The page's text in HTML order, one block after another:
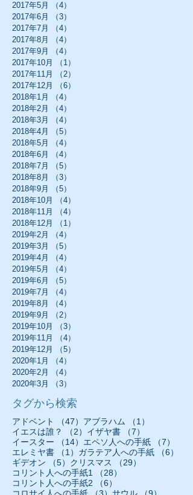
2017年5月
（4）
2017年6月
（3）
2017年7月
（4）
2017年8月
（4）
2017年9月
（4）
2017年10月
（1）
2017年11月
（2）
2017年12月
（6）
2018年1月
（4）
2018年2月
（4）
2018年3月
（4）
2018年4月
（5）
2018年5月
（4）
2018年6月
（4）
2018年7月
（5）
2018年8月
（3）
2018年9月
（5）
2018年10月
（4）
2018年11月
（4）
2018年12月
（1）
2019年2月
（4）
2019年3月
（5）
2019年4月
（4）
2019年5月
（4）
2019年6月
（5）
2019年7月
（4）
2019年8月
（4）
2019年9月
（2）
2019年10月
（3）
2019年11月
（4）
2019年12月
（5）
2020年1月
（4）
2020年2月
（4）
2020年3月
（3）
タグから検索
アドベント （47） 47件の記事
アブラハム （1）
イエスは誰？
（2） 2件の記事
イザヤ書 （7）
イースター
（14） 14件の記事
エペソ人への手紙 （7）
エレミヤ書
（1） 1件の記事
ガラテア人への手紙 （6）
ギデオン
（5） 5件の記事
クリスマス （29）
コリント人への手紙1
（28）
コリント人への手紙2
（6）
3件の記事